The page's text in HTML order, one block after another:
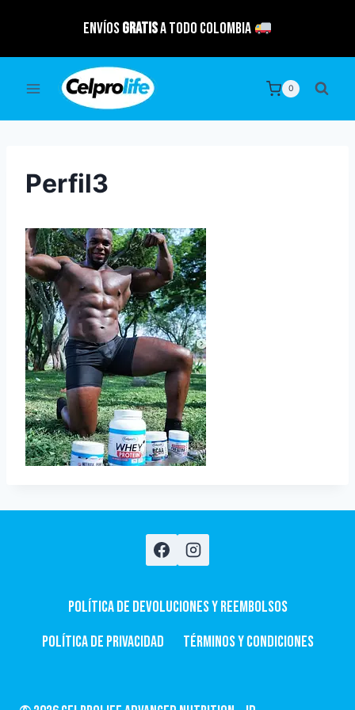
EnvíosGRATISa todo Colombia
0
Perfil3
Política de devoluciones y Reembolsos
Política de privacidad
Términos y condiciones